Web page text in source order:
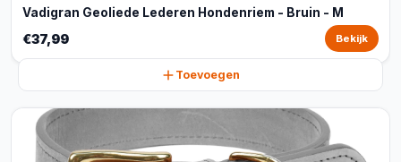
Vadigran Geoliede Lederen Hondenriem - Bruin - M
€37,99 Bekijk
Toevoegen